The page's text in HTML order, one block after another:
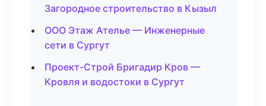
Загородное строительство в Кызыл
ООО Этаж Ателье — Инженерные
сети в Сургут
Проект-Строй Бригадир Кров —
Кровля и водостоки в Сургут